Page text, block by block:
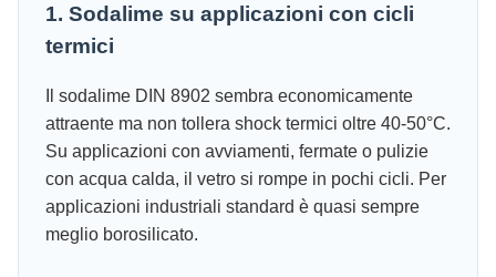
1. Sodalime su applicazioni con cicli
termici
Il sodalime DIN 8902 sembra economicamente
attraente ma non tollera shock termici oltre 40-50°C.
Su applicazioni con avviamenti, fermate o pulizie
con acqua calda, il vetro si rompe in pochi cicli. Per
applicazioni industriali standard è quasi sempre
meglio borosilicato.